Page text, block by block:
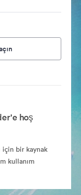
hoş
için bir kaynak
kullanım